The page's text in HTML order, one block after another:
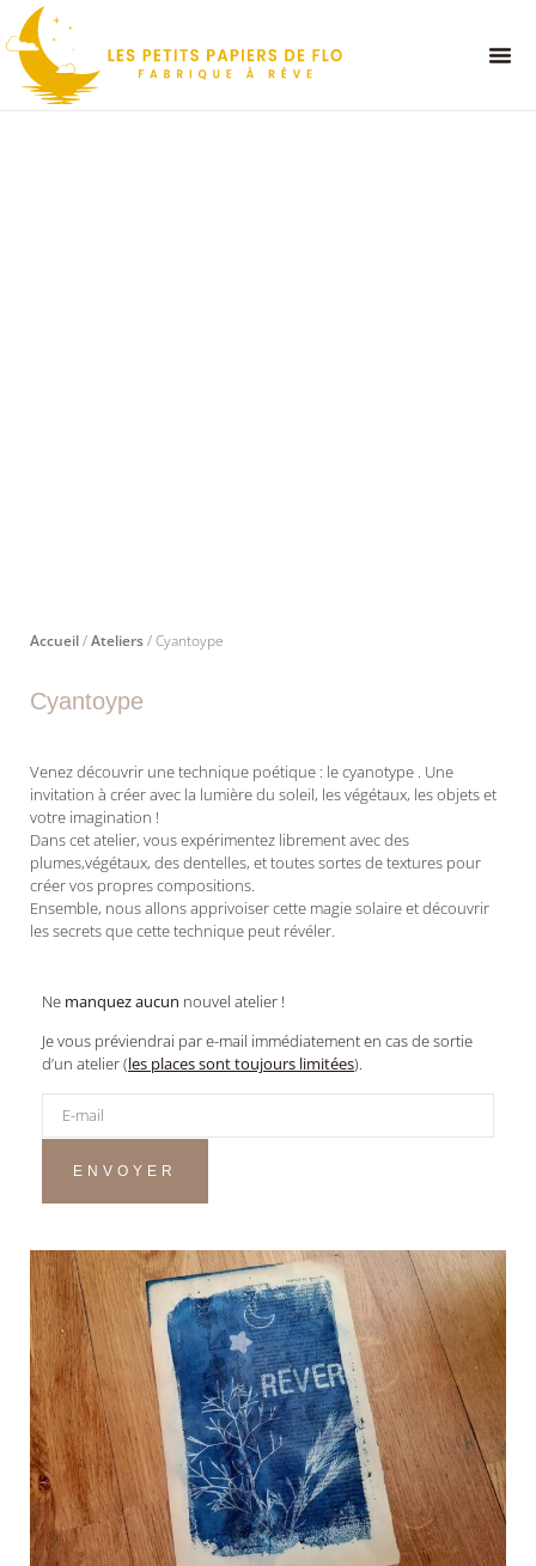
Accueil/Ateliers/ Cyantoype
Cyantoype
Venez découvrir une technique poétique : le cyanotype . Une
invitation à créer avec la lumière du soleil, les végétaux, les objets et
votre imagination !
Dans cet atelier, vous expérimentez librement avec des
plumes,végétaux, des dentelles, et toutes sortes de textures pour
créer vos propres compositions.
Ensemble, nous allons apprivoiser cette magie solaire et découvrir
les secrets que cette technique peut révéler.
Ne manquez aucun nouvel atelier !
Je vous préviendrai par e-mail immédiatement en cas de sortie
d’un atelier (les places sont toujours limitées).
ENVOYER